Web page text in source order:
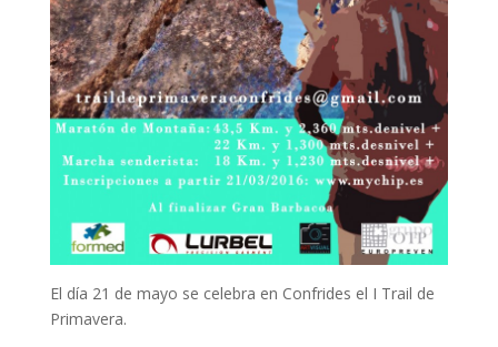
El día 21 de mayo se celebra en Confrides el I Trail de
Primavera.